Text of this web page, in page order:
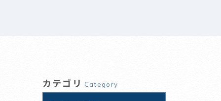
カテゴリ Category